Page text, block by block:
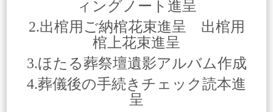
ィングノート進呈
2.出棺用ご納棺花束進呈 出棺用
棺上花束進呈
3.ほたる葬祭壇遺影アルバム作成
4.葬儀後の手続きチェック読本進
呈